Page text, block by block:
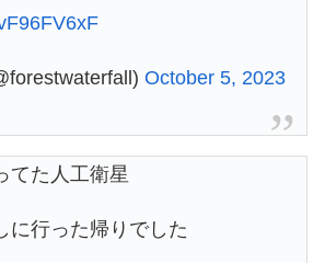
October 5, 2023
てた人工衛星
に行った帰りでした